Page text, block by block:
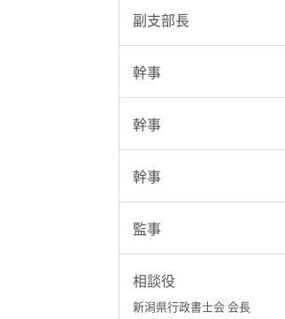
副支部長
幹事
幹事
幹事
監事
相談役
新潟県行政書士会 会長